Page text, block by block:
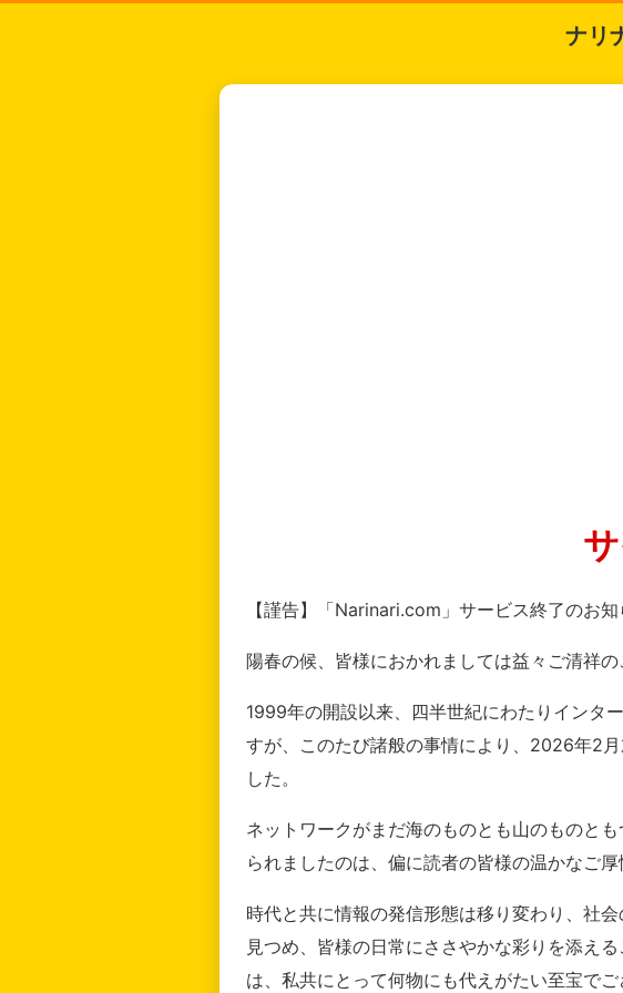
ナリ
【謹告】「Narinari.com」サービス終了のお
陽春の候、皆様におかれましては益々ご清祥の
1999年の開設以来、四半世紀にわたりインタ
すが、このたび諸般の事情により、2026年2
した。
ネットワークがまだ海のものとも山のものと
られましたのは、偏に読者の皆様の温かなご
時代と共に情報の発信形態は移り変わり、社
見つめ、皆様の日常にささやかな彩りを添え
は、私共にとって何物にも代えがたい至宝でご